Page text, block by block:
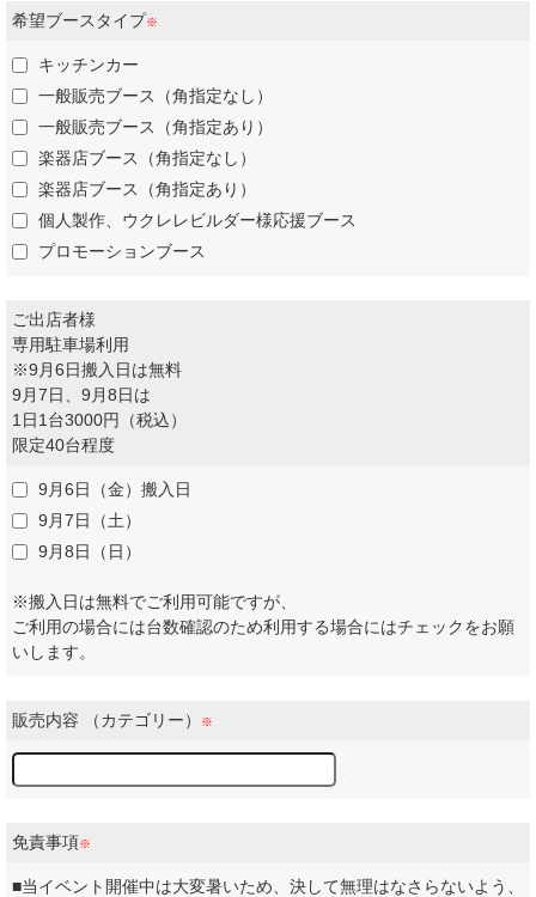
希望ブースタイプ※
キッチンカー
一般販売ブース（角指定なし）
一般販売ブース（角指定あり）
楽器店ブース（角指定なし）
楽器店ブース（角指定あり）
個人製作、ウクレレビルダー様応援ブース
プロモーションブース
ご出店者様
専用駐車場利用
※9月6日搬入日は無料
9月7日、9月8日は
1日1台3000円（税込）
限定40台程度
9月6日（金）搬入日
9月7日（土）
9月8日（日）
※搬入日は無料でご利用可能ですが、
ご利用の場合には台数確認のため利用する場合にはチェックをお願
いします。
販売内容 （カテゴリー） ※
免責事項※
■当イベント開催中は大変暑いため、決して無理はなさらないよう、